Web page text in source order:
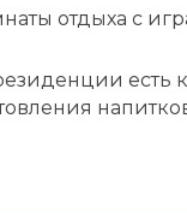
отдыха с
есть